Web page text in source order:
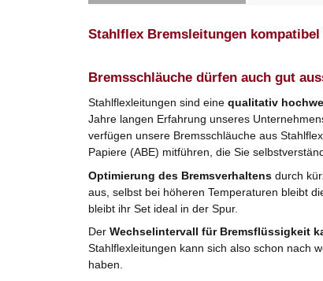
Stahlflex Bremsleitungen kompatibel
Bremsschläuche dürfen auch gut
Stahlflexleitungen sind eine qualitativ
Jahre langen Erfahrung unseres
verfügen unsere Bremsschläuche aus
Papiere (ABE) mitführen, die Sie
Optimierung des Bremsverhaltens durch
aus, selbst bei höheren Temperaturen bleibt
bleibt ihr Set ideal in der Spur.
Der Wechselintervall für Bremsflüssigkeit
Stahlflexleitungen kann sich also schon nach
haben.